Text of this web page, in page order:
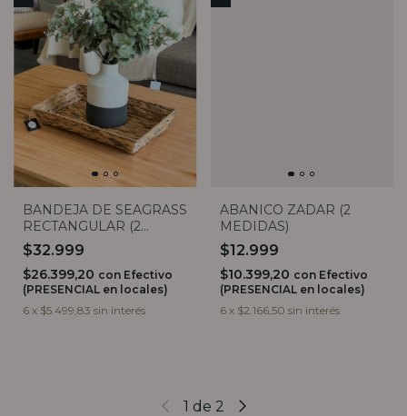
BANDEJA DE SEAGRASS
RECTANGULAR (2
TAMAÑOS)
$32.999
$26.399,20 con Efectivo
(PRESENCIAL en locales)
6 x $5.499,83 sin interés
ABANICO ZADAR (2
MEDIDAS)
$12.999
$10.399,20 con Efectivo
(PRESENCIAL en locales)
6 x $2.166,50 sin interés
1 de 2